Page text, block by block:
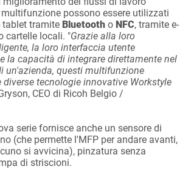
possono essere utilizzati
tablet tramite Bluetooth o NFC, tramite e-
cartelle locali. "Grazie alla loro
la loro interfaccia utente
la capacità di integrare direttamente nel
un'azienda, questi multifunzione
tecnologie innovative Workstyle
CEO di Ricoh Belgio /
serie fornisce anche un sensore di
(che permette l'MFP per andare avanti,
si avvicina), pinzatura senza
di striscioni.